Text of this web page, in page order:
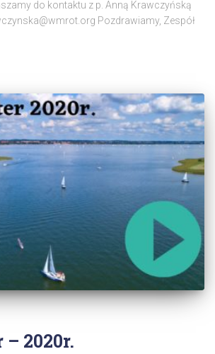
do kontaktu z p. Anną Krawczyńską
Pozdrawiamy, Zespół
2020r.